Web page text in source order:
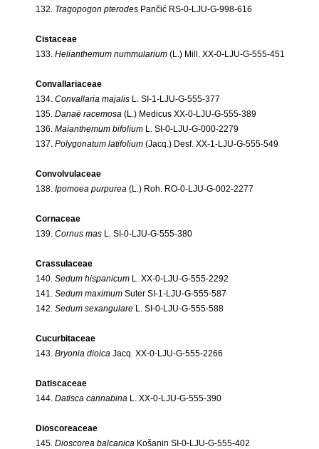
132. Tragopogon pterodes Pančić RS-0-LJU-G-998-616
Cistaceae
133. Helianthemum nummularium (L.) Mill. XX-0-LJU-G-555-451
Convallariaceae
134. Convallaria majalis L. SI-1-LJU-G-555-377
135. Danaë racemosa (L.) Medicus XX-0-LJU-G-555-389
136. Maianthemum bifolium L. SI-0-LJU-G-000-2279
137. Polygonatum latifolium (Jacq.) Desf. XX-1-LJU-G-555-549
Convolvulaceae
138. Ipomoea purpurea (L.) Roh. RO-0-LJU-G-002-2277
Cornaceae
139. Cornus mas L. SI-0-LJU-G-555-380
Crassulaceae
140. Sedum hispanicum L. XX-0-LJU-G-555-2292
141. Sedum maximum Suter SI-1-LJU-G-555-587
142. Sedum sexangulare L. SI-0-LJU-G-555-588
Cucurbitaceae
143. Bryonia dioica Jacq. XX-0-LJU-G-555-2266
Datiscaceae
144. Datisca cannabina L. XX-0-LJU-G-555-390
Dioscoreaceae
145. Dioscorea balcanica Košanin SI-0-LJU-G-555-402